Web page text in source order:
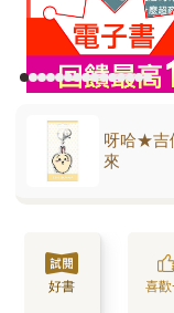
呀哈★吉
來
好書 喜歡